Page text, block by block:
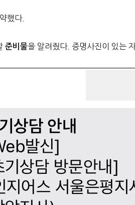
했다.
준비물을 알려줬다. 증명사진이 있는